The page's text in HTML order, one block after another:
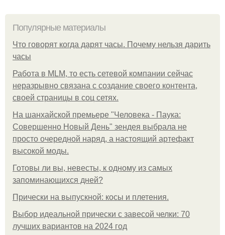
Популярные материалы
Что говорят когда дарят часы. Почему нельзя дарить
часы
Работа в MLM, то есть сетевой компании сейчас
неразрывно связана с создание своего контента,
своей страницы в соц сетях.
На шанхайской премьере "Человека - Паука:
Совершенно Новый День" зендея выбрала не
просто очередной наряд, а настоящий артефакт
высокой моды.
Готовы ли вы, невесты, к одному из самых
запоминающихся дней?
Прически на выпускной: косы и плетения.
Выбор идеальной прически с завесой челки: 70
лучших вариантов на 2024 год